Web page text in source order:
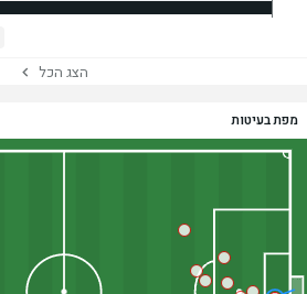
הצג הכל
מפת בעיטות